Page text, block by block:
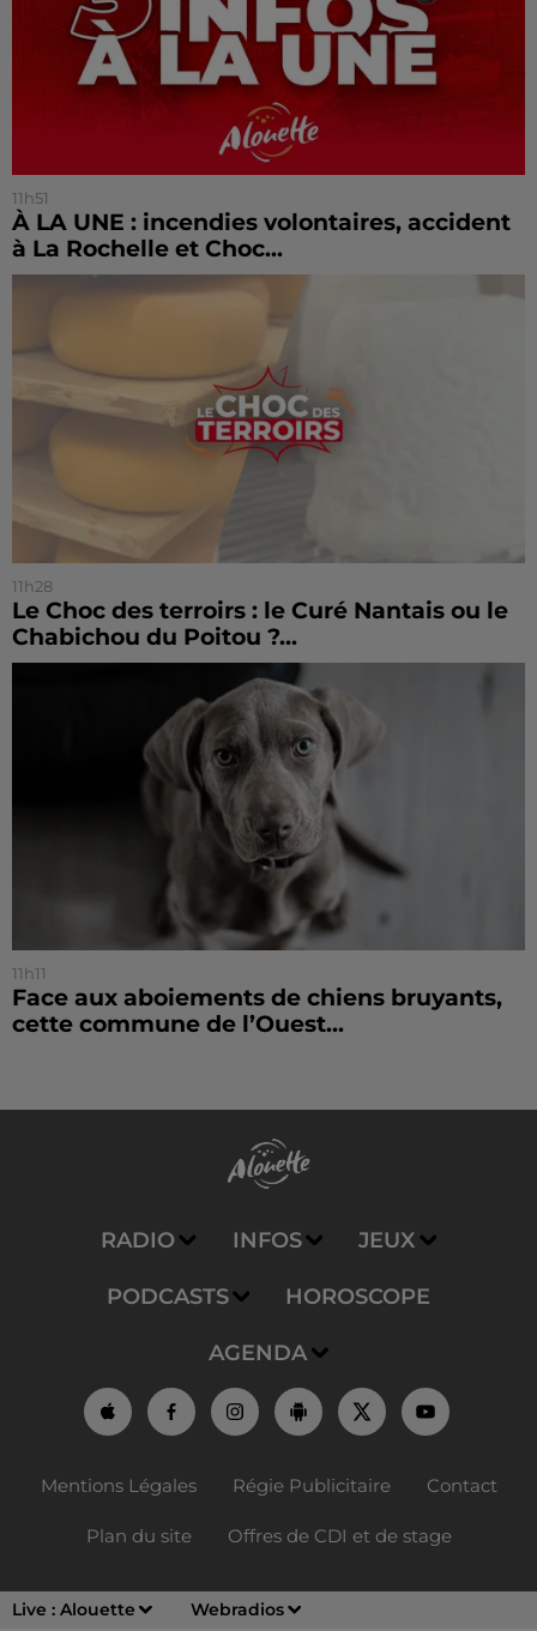
Live : Alouette Webradios
11h51
À LA UNE : incendies volontaires, accident
à La Rochelle et Choc...
11h28
Le Choc des terroirs : le Curé Nantais ou le
Chabichou du Poitou ?...
11h11
Face aux aboiements de chiens bruyants,
cette commune de l’Ouest...
RADIO INFOS JEUX
PODCASTS HOROSCOPE
AGENDA
Mentions Légales Régie Publicitaire Contact
Plan du site Offres de CDI et de stage